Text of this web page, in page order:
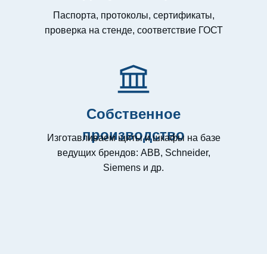
Паспорта, протоколы, сертификаты,
проверка на стенде, соответствие ГОСТ
Собственное
производство
Изготавливаем щиты и шкафы на базе
ведущих брендов: ABB, Schneider,
Siemens и др.